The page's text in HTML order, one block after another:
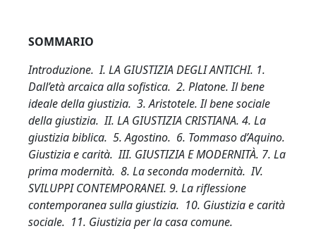
SOMMARIO
Introduzione. I. LA GIUSTIZIA DEGLI ANTICHI. 1.
Dall’età arcaica alla sofistica. 2. Platone. Il bene
ideale della giustizia. 3. Aristotele. Il bene sociale
della giustizia. II. LA GIUSTIZIA CRISTIANA. 4. La
giustizia biblica. 5. Agostino. 6. Tommaso d’Aquino.
Giustizia e carità. III. GIUSTIZIA E MODERNITÀ. 7. La
prima modernità. 8. La seconda modernità. IV.
SVILUPPI CONTEMPORANEI. 9. La riflessione
contemporanea sulla giustizia. 10. Giustizia e carità
sociale. 11. Giustizia per la casa comune.